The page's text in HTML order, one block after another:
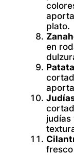
plato.
en
judías